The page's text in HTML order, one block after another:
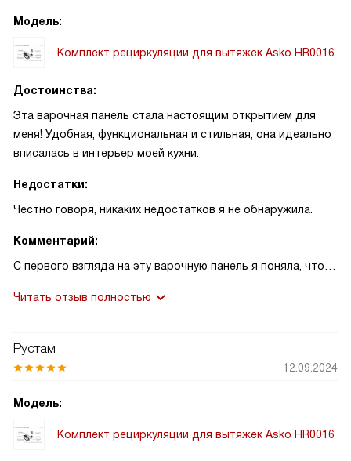
Модель:
Комплект рециркуляции для вытяжек Asko HR0016
Достоинства:
Эта варочная панель стала настоящим открытием для
меня! Удобная, функциональная и стильная, она идеально
вписалась в интерьер моей кухни.
Недостатки:
Честно говоря, никаких недостатков я не обнаружила.
Комментарий:
С первого взгляда на эту варочную панель я поняла, что
дизайн, удобство и функциональность - всё это
всегда мечтала о такой панели, которая была бы не
только практичной, но и стильной. И вот моя мечта
Использование панели стало настоящим удовольствием.
готовка стала гораздо быстрее и удобнее. Я уже успела
Читать отзыв полностью
Рустам
12.09.2024
Модель:
Комплект рециркуляции для вытяжек Asko HR0016